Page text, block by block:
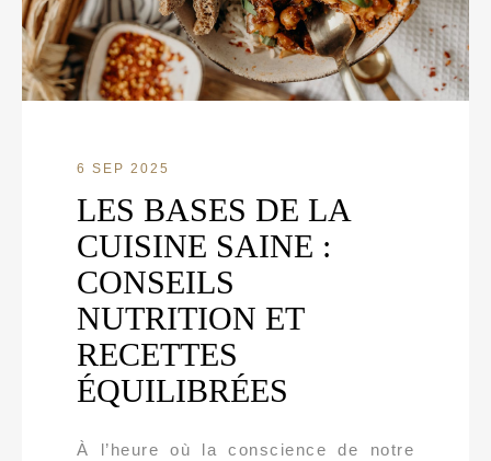
6 SEP 2025
LES BASES DE LA
CUISINE SAINE :
CONSEILS
NUTRITION ET
RECETTES
ÉQUILIBRÉES
À l’heure où la conscience de notre